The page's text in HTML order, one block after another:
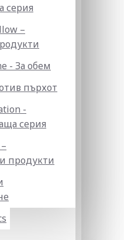
серия
–
- За обем
пърхот
-
серия
продукти